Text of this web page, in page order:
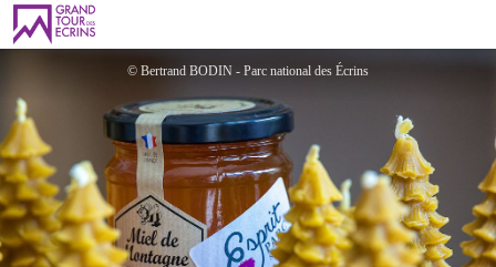
Miel de montagne toutes fleurs - Miellerie de Serre-Chevalier
© Bertrand BODIN - Parc national des Écrins